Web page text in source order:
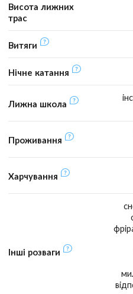
Висота лижних
трас
Витяги
Нічне катання
Лижна школа
Проживання
Харчування
Інші розваги